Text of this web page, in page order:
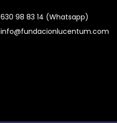
630 98 83 14 (Whatsapp)
info@fundacionlucentum.com